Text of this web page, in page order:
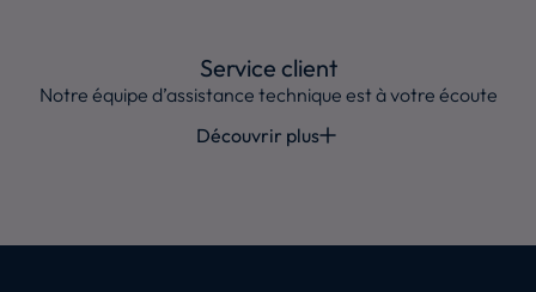
Service client
Notre équipe d’assistance technique est à votre écoute
Découvrir plus